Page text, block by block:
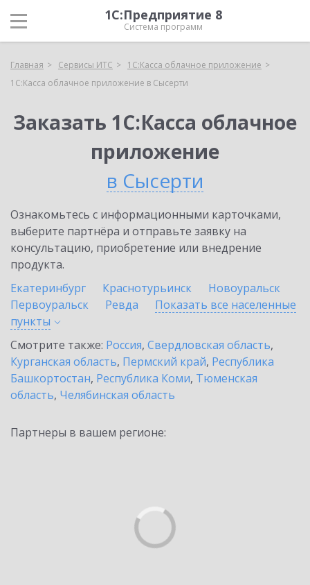
1С:Предприятие 8
Система программ
Главная Сервисы ИТС
1С:Касса облачное приложение
1С:Касса облачное приложение в Сысерти
Заказать 1С:Касса облачное
приложение
в Сысерти
Ознакомьтесь с информационными карточками,
выберите партнёра и отправьте заявку на
консультацию, приобретение или внедрение
продукта.
Екатеринбург
Краснотурьинск
Новоуральск
Первоуральск
Ревда
Показать все населенные
пункты
Смотрите также: Россия, Свердловская область,
Курганская область, Пермский край, Республика
Башкортостан, Республика Коми, Тюменская
область, Челябинская область
Партнеры в вашем регионе: